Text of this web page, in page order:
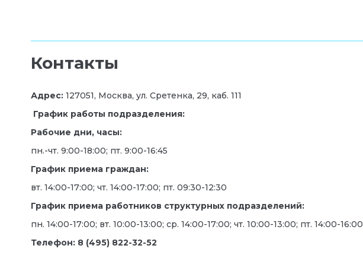
Контакты
Адрес: 127051, Москва, ул. Сретенка, 29, каб. 111
График работы подразделения:
Рабочие дни, часы:
пн.-чт. 9:00-18:00; пт. 9:00-16:45
График приема граждан:
вт. 14:00-17:00; чт. 14:00-17:00; пт. 09:30-12:30
График приема работников структурных подразделений:
пн. 14:00-17:00; вт. 10:00-13:00; ср. 14:00-17:00; чт. 10:00-13:00; пт. 14:00-16:00
Телефон: 8 (495) 822-32-52